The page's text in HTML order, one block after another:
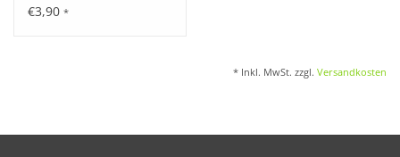
€3,90 *
* Inkl. MwSt. zzgl. Versandkosten